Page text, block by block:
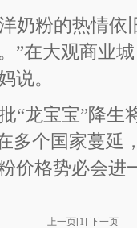
奶粉的热情依
”在大观商业
说。
“龙宝宝”降生
多个国家蔓延
价格势必会进
上一页[1]下一页